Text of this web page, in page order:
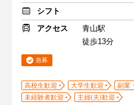
シフト
アクセス
青山駅
徒歩13分
急募
高校生歓迎 大学生歓迎
副業
未経験者歓迎
主婦(夫)歓迎